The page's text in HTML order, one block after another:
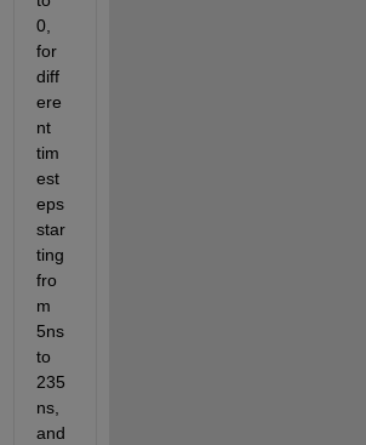
0,
for
diff
ere
nt
tim
est
eps
star
ting
fro
m
5ns
to
235
ns,
and